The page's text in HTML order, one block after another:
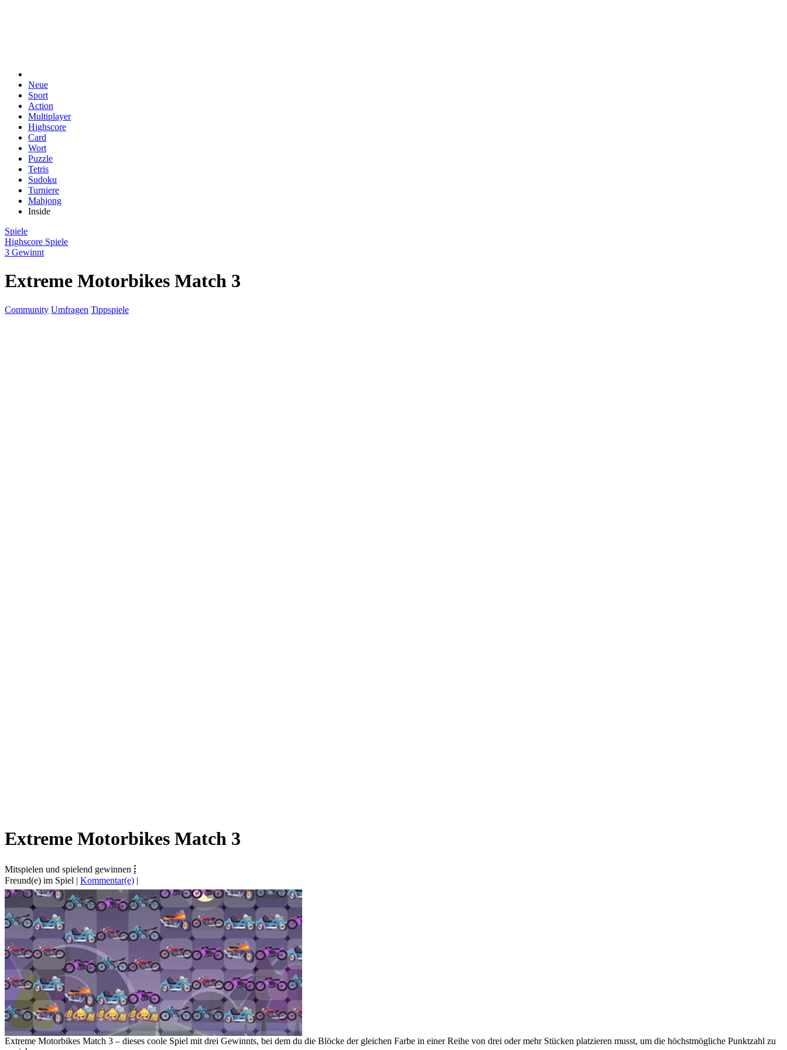
Neue
Sport
Action
Multiplayer
Highscore
Card
Wort
Puzzle
Tetris
Sudoku
Turniere
Mahjong
Inside
Spiele
Highscore Spiele
3 Gewinnt
Extreme Motorbikes Match 3
Community Umfragen Tippspiele
Extreme Motorbikes Match 3
Mitspielen und spielend gewinnen ⁝
Freund(e) im Spiel | Kommentar(e) |
Extreme Motorbikes Match 3 – dieses coole Spiel mit drei Gewinnts, bei dem du die Blöcke der gleichen Farbe in einer Reihe von drei oder mehr Stücken platzieren musst, um die höchstmögliche Punktzahl zu